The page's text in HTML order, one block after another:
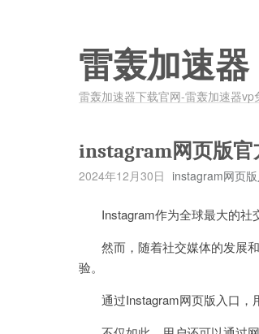
雷轰加速器
雷轰加速器下载官网-雷轰加速器
instagram网页版官
2024年12月30日 instagram网页版
Instagram作为全球最大的社
然而，随着社交媒体的发展和
验。
通过Instagram网页版入口，